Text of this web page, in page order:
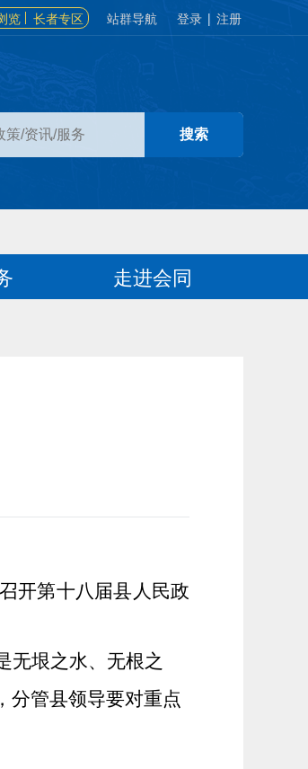
览 长者专区 站群导航 登录 | 注册
走进会同
开第十八届县人民政
无垠之水、无根之
分管县领导要对重点